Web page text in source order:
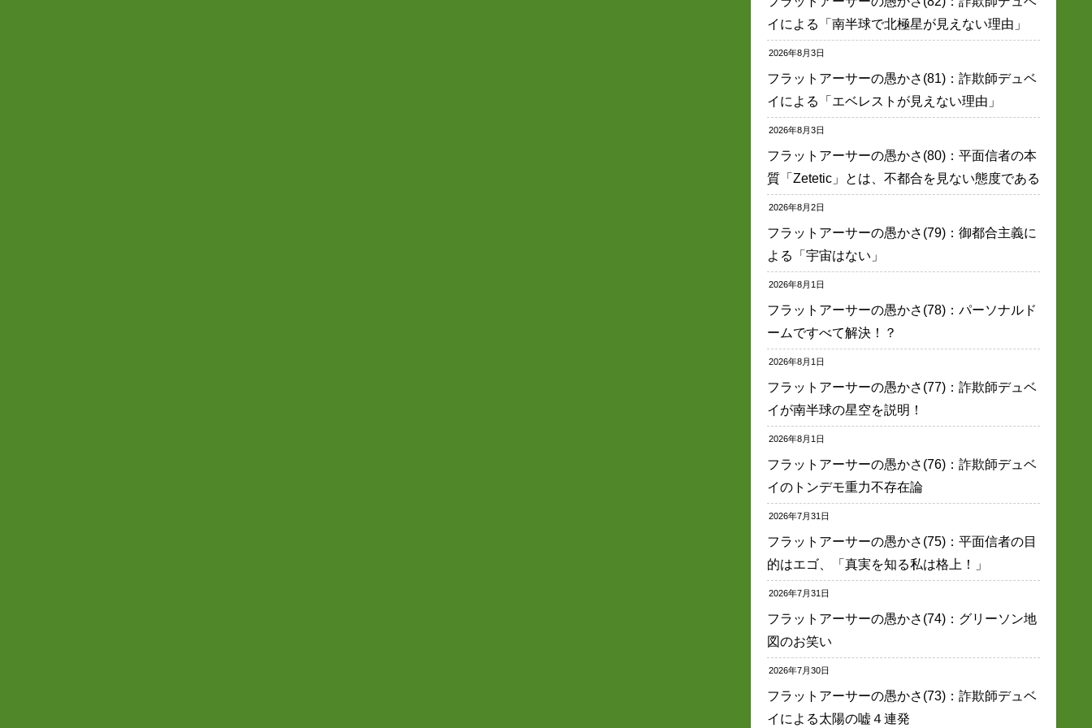
イによる「南半球で北極星が見えない理由」
2026年8月3日
フラットアーサーの愚かさ(81)：詐欺師デュベ
イによる「エベレストが見えない理由」
2026年8月3日
フラットアーサーの愚かさ(80)：平面信者の本
質「Zetetic」とは、不都合を見ない態度である
2026年8月2日
フラットアーサーの愚かさ(79)：御都合主義に
よる「宇宙はない」
2026年8月1日
フラットアーサーの愚かさ(78)：パーソナルド
ームですべて解決！？
2026年8月1日
フラットアーサーの愚かさ(77)：詐欺師デュベ
イが南半球の星空を説明！
2026年8月1日
フラットアーサーの愚かさ(76)：詐欺師デュベ
イのトンデモ重力不存在論
2026年7月31日
フラットアーサーの愚かさ(75)：平面信者の目
的はエゴ、「真実を知る私は格上！」
2026年7月31日
フラットアーサーの愚かさ(74)：グリーソン地
図のお笑い
2026年7月30日
フラットアーサーの愚かさ(73)：詐欺師デュベ
イによる太陽の嘘４連発